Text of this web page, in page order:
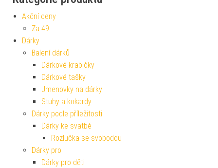
Akční ceny
Za 49
Dárky
Balení dárků
Dárkové krabičky
Dárkové tašky
Jmenovky na dárky
Stuhy a kokardy
Dárky podle příležitosti
Dárky ke svatbě
Rozlučka se svobodou
Dárky pro
Dárky pro děti